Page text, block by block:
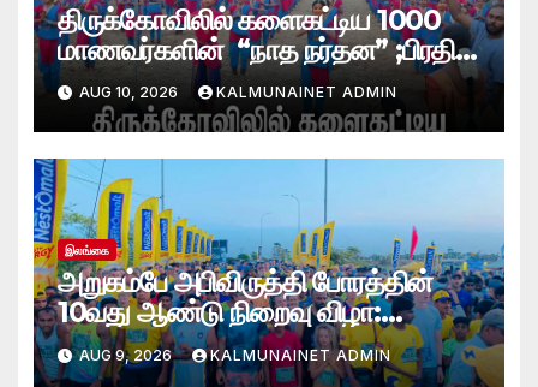
திருக்கோவிலில் களைகட்டிய 1000
மாணவர்களின் “நாத நர்தன” ;பிரதி
போலீஸ் மாஅதிபரும் பங்கேற்பு
AUG 10, 2026 KALMUNAINET ADMIN
இலங்கை
அறுகம்பே அபிவிருத்தி போரத்தின்
10வது ஆண்டு நிறைவு விழா:
அறுகம்பே அரை மரதன் ஓட்டத்தில்
இலங்கை சிவராஜன் முதலிடம்!
AUG 9, 2026 KALMUNAINET ADMIN